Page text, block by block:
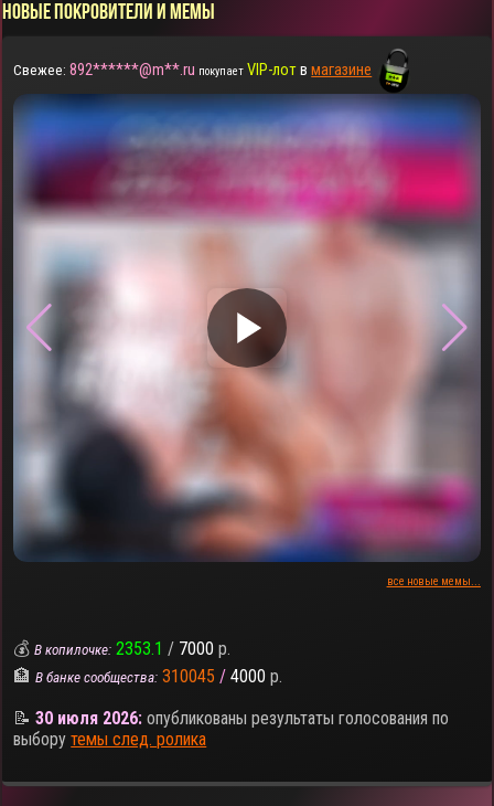
НОВЫЕ ПОКРОВИТЕЛИ И МЕМЫ
Свежее: 892******@m**.ru покупает VIP-лотвмагазине
▶
все новые мемы...
💰В копилочке: 2353.1 / 7000 р.
🏦В банке сообщества: 310045 / 4000 р.
📝30 июля 2026: опубликованы результаты голосования по
выборутемы след. ролика